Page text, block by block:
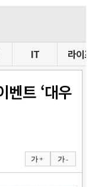
IT 라이프
벤트 ‘대우
가 + 가 -